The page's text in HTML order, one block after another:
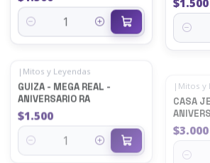
Quantity Quantity
GUIZA - MEGA REAL -
ANIVERSARIO RA
$1.500 $3.000
Quantity